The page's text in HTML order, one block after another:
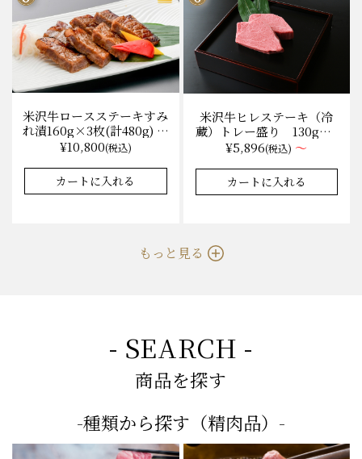
米沢牛ロースステーキすみ
れ漬160g×3枚(計480g) 木
箱入 味噌酒粕漬け/冷蔵
送料無料
¥10,800(税込)
★★★★★
★★★★★ 4.9 8件
米沢牛ヒレステーキ（冷
蔵）トレー盛り 130g×1
枚から量り売り
¥5,896(税込) ～
★★★★★
★★★★★ 4.9 35件
- SEARCH -
-種類から探す（精肉品）-